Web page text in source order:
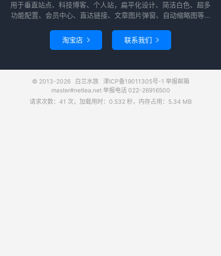
用于垂直站点、科技博客、个人站，扁平化设计、简洁白色、超多
功能配置、会员中心、直达链接、文章图片弹窗、自动缩略图等...
淘宝店  联系我们 
© 2013-2026 白兰水族 津ICP备19011305号-1 举报邮箱
master#netlea.net 举报电话 022-26916500
请求次数：41 次，加载用时：0.532 秒，内存占用：5.34 MB